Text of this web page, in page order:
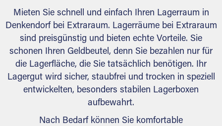
Mieten Sie schnell und einfach Ihren Lagerraum in
Denkendorf bei Extraraum. Lagerräume bei Extraraum
sind preisgünstig und bieten echte Vorteile. Sie
schonen Ihren Geldbeutel, denn Sie bezahlen nur für
die Lagerfläche, die Sie tatsächlich benötigen. Ihr
Lagergut wird sicher, staubfrei und trocken in speziell
entwickelten, besonders stabilen Lagerboxen
aufbewahrt.
Nach Bedarf können Sie komfortable